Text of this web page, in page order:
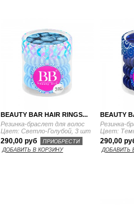
BEAUTY BAR HAIR RINGS...
Резинка-браслет для волос
Цвет: Светло-Голубой, 3 шт
290,00 руб
ПРИОБРЕСТИ
ДОБАВИТЬ В КОРЗИНУ
BEAUTY
Резинка-
Цвет:
290,00
ДОБАВИТЬ